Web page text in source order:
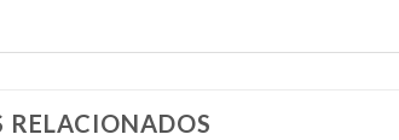
RELACIONADOS